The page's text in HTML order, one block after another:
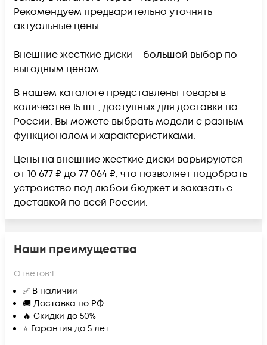
Рекомендуем предварительно уточнять
актуальные цены.
Внешние жесткие диски – большой выбор по
выгодным ценам.
В нашем каталоге представлены товары в
количестве 15 шт., доступных для доставки по
России. Вы можете выбрать модели с разным
функционалом и характеристиками.
Цены на внешние жесткие диски варьируются
от 10 677 ₽ до 77 064 ₽, что позволяет подобрать
устройство под любой бюджет и заказать с
доставкой по всей России.
Наши преимущества
Ответов:1
✅ В наличии
🚚 Доставка по РФ
🔥 Скидки до 50%
⭐ Гарантия до 5 лет